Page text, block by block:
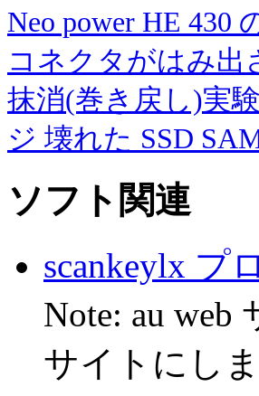
Neo power HE 430
コネクタがはみ出
抹消(巻き戻し)実験
ジ 壊れた SSD
ソフト関連
scankeylx プ
Note: au
サイトにしま